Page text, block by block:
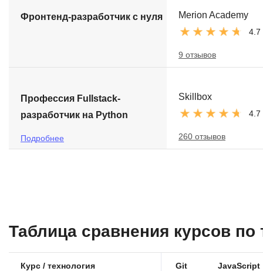
Фронтенд-разработчик с нуля Merion Academy
4.7
9 отзывов
Профессия Fullstack-
разработчик на Python
Подробнее
Skillbox
4.7
260 отзывов
Таблица сравнения курсов
Курс / технология Git JavaScript